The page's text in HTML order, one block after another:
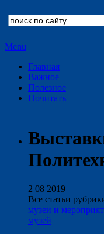
Menu
Главная
Важное
Полезное
Почитать
2 08 2019
Все статьи
музеи и
музей